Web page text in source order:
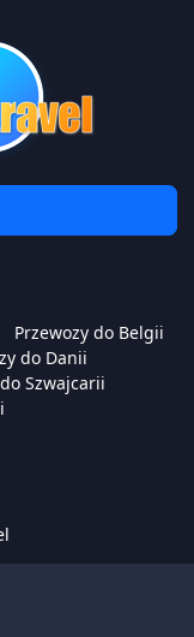
Przewozy do Belgii
do Danii
Szwajcarii